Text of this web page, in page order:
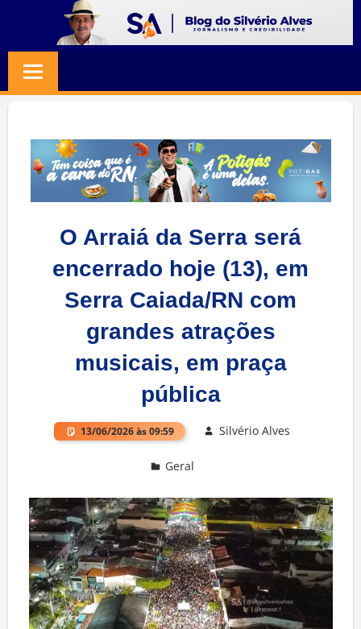
content
SILVERIO
ALVES
Jornalismo
Credibilidade
O Arraiá da Serra será
encerrado hoje (13), em
Serra Caiada/RN com
grandes atrações
musicais, em praça
pública
13/06/2026 às 09:59 Silvério Alves
Geral